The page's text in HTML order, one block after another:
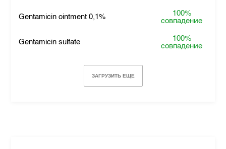
Gentamicin ointment 0,1%
100%
совпадение
Gentamicin sulfate
100%
совпадение
ЗАГРУЗИТЬ ЕЩЕ